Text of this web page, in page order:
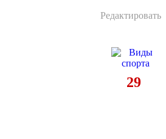
Редактировать
29